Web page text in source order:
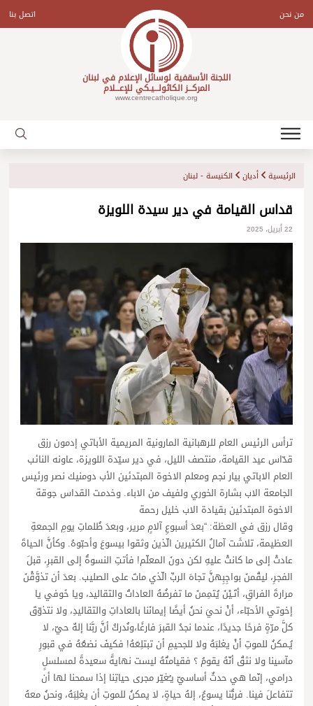
contentمن نحن اتصل بنا
اللجنة الأسقفية لوسائل الإعلام في لبنان
المركـــز الكاثولـــيـكي للإعـــلام
www.centrecatholique.org
الرئيسية أديان الكنيسة - لبنان
قداس القيامة في دير سيدة اللويزة
22 أبريل، 2025
ترأس الرئيس العام للرهبانية المارونية المريمية الأباتي إدمون رزق
قدّاس عيد القيامة، منتصف الليل، في دير سيّدة اللويزة، عاونه النائب
العام الاباتي بيار نجم ومعلم الاخوة المبتدئين الأب دومنيك نصر ورئيس
الجامعة الاب بشارة الخوري ولفيف من الاباء. وخدمت القداس جوقة
الاخوة المبتدئين بقيادة الاب خليل رحمة
وقال رزق في العظة: “بعدَ أسبوعِ آلامٍ مرير، وبعدَ ظُلماتِ يومِ الجمعةِ
العظيمة، تلاشَت آمالُ الكثيرين الّذين وثقوا بيسوعَ وأحبّوهُ. وكأنَّ الحياةَ
عادتْ إلى ما كانتْ عليهِ لكن دونَ المعلّم! فأتتِ النسوةُ إلى القبرِ، قبلَ
الفجرِ، ليقُمنَ بواجِبِهنَّ تجاهَ الربِّ الّذي ماتَ على الصليب. بعدَ أن تذوَّقْنَ
مرارةَ الفراقِ، أتَـيْنَ يُتمِمنَ ما تفرضُهُ العاداتُ والتقاليد، ويا خَوفي يا
إخوتي الأحبّاء، أنْ نحيَ نحنُ أيضًا إيمانَنا بالعاداتِ والتقاليدِ، ولا نتذوّقَ
كلَّ مرّةٍ فرحًا جديدًا، عندما نجدُ القبرَ فارغًا،ونُدركُ أنَّ ربَّنا إلهٌ حيّ، لا
يُـمكنُ للموتِ أنْ يغلبَهُ ولا للجحيمِ أن تبتلِعَهُ! فكيفَ نضعُهُ في قبورِ
مآسينا ولا نثقُ أنّهُ يقومُ ؟ فقيامتُهُ ليست نهايةً سعيدةً لمسلسلٍ
درامي، إنّما هي حدثٌ أساسيّ يـُغيّر مجرى حياتِنا إذا سمحنا لها أن
تتفاعلَ فينا. فربُّنا يسوعُ، إلهُ حياةٍ، لا يمكنُ للموتِ أن يغلِبَهُ، ونحنُ معهُ